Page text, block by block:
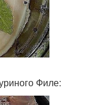
Филе: